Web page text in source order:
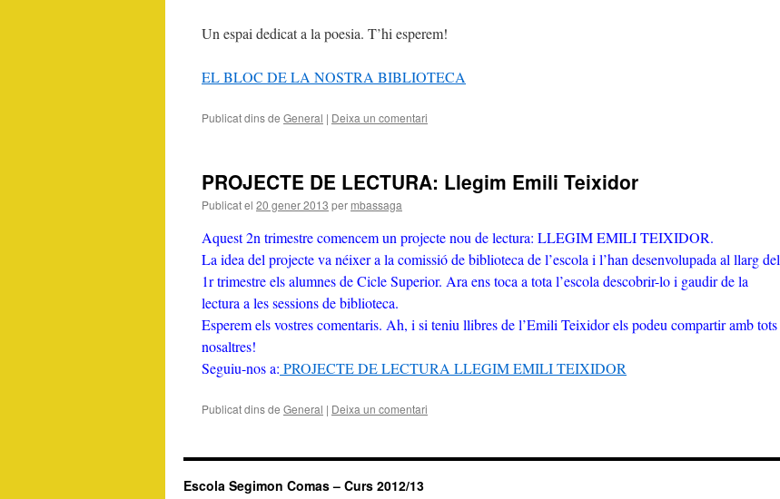
Un espai dedicat a la poesia. T’hi esperem!
EL BLOC DE LA NOSTRA BIBLIOTECA
Publicat dins de General | Deixa un comentari
PROJECTE DE LECTURA: Llegim Emili Teixidor
Publicat el 20 gener 2013 per mbassaga
Aquest 2n trimestre comencem un projecte nou de lectura: LLEGIM EMILI TEIXIDOR.
La idea del projecte va néixer a la comissió de biblioteca de l’escola i l’han desenvolupada al llarg del
1r trimestre els alumnes de Cicle Superior. Ara ens toca a tota l’escola descobrir-lo i gaudir de la
lectura a les sessions de biblioteca.
Esperem els vostres comentaris. Ah, i si teniu llibres de l’Emili Teixidor els podeu compartir amb tots
nosaltres!
Seguiu-nos a: PROJECTE DE LECTURA LLEGIM EMILI TEIXIDOR
Publicat dins de General | Deixa un comentari
Escola Segimon Comas – Curs 2012/13